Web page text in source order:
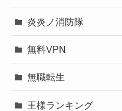
炎炎ノ消防隊
無料VPN
無職転生
王様ランキング